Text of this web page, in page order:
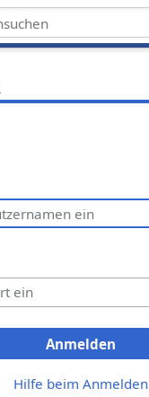
Anmelden
Hilfe beim Anmelden